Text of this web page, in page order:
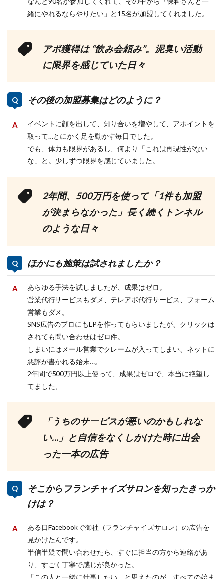
緒にやれるならやりたい」と15名が加盟してくれました。
アポ獲得は “飲み会頼み”。泥臭い活動
に限界を感じていた日々
その後の加盟募集はどのように？
イベントに顔を出して、知り合いを増やして、アポイントを
取って…とにかく足を動かす毎日でした。
でも、体力も限界があるし、何より「これは再現性がない
な」と。少しずつ限界を感じていました。
2年間、500万円を使って「1件も加盟
が決まらなかった」長く続くトンネル
のような日々
ほかにも施策は試されましたか？
あらゆる手法を試しましたが、成果はゼロ。
営業代行サービスもダメ、テレアポ代行サービス、フォーム
営業もダメ。
SNS広告のプロにもLPを作ってもらいましたが、クリックは
されても問い合わせはゼロ件。
しまいにはメール営業でクレームが入ってしまい、ネットに
悪評が書かれる始末…。
2年間で500万円以上使って、成果はゼロで、本当に絶望し
てました。
「うちのサービスが悪いのかもしれな
い…」と自信をなくしかけた時に出会
った一本の広告
そこからフランチャイズサロンを知ったきっか
けは？
ある日Facebookで御社（フランチャイズサロン）の広告を
見かけたんです。
半信半疑で問い合わせたら、すぐに担当の方から連絡があ
り、すごく丁寧で感じが良かった。
「この人と一緒に仕事したい」と思えたのが、すべての始ま